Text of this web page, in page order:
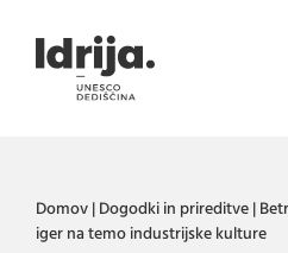
Domov Dogodki in prireditve
iger na temo industrijske kulture